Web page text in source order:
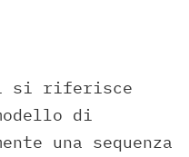
si riferisce
di
una sequenza